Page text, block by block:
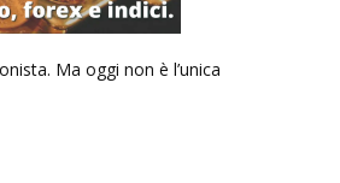
Ma oggi non è l’unica